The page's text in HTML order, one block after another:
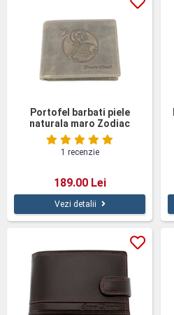
Portofel barbati piele
naturala maro Zodiac
Capricorn
1 recenzie
189.00 Lei
Vezi detalii